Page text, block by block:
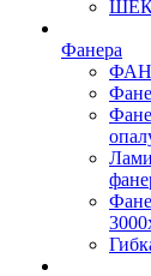
Фанера